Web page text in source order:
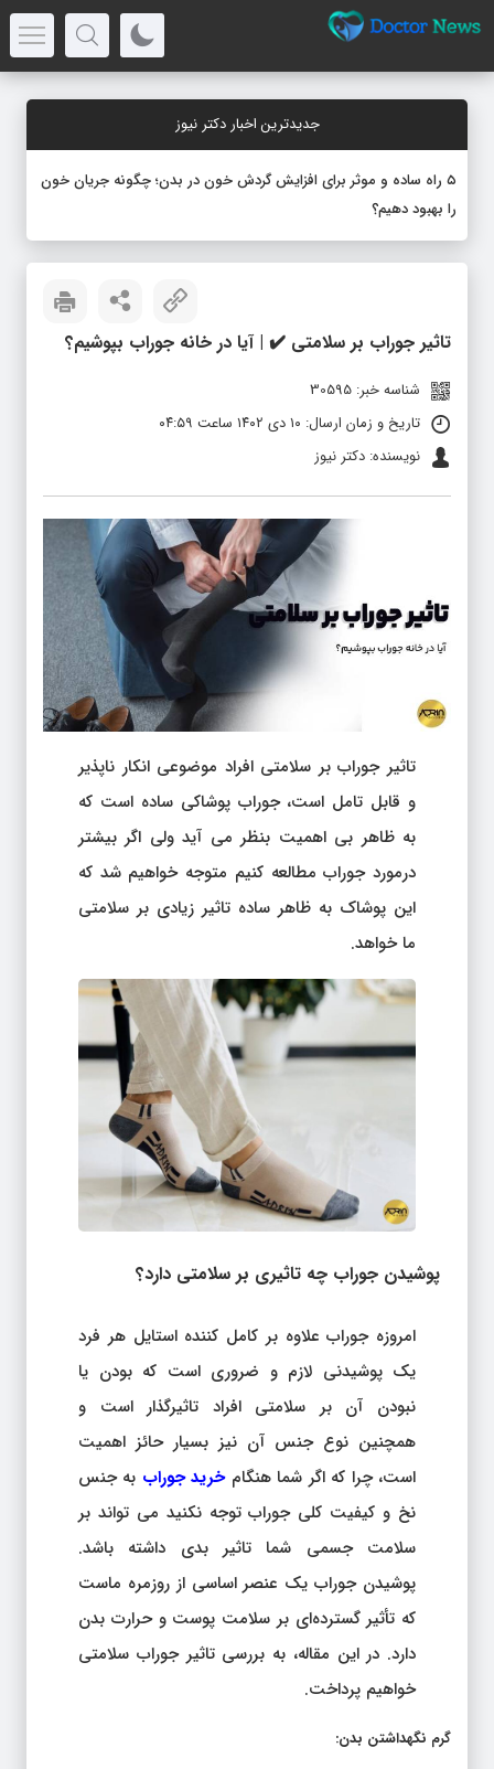
جدیدترین اخبار دکتر نیوز
۵ راه ساده و موثر برای افزایش گردش خون در بدن؛ چگونه جریان خون
را بهبود دهیم؟
تاثیر جوراب بر سلامتی ✔️ | آیا در خانه جوراب بپوشیم؟
شناسه خبر: 30595
تاریخ و زمان ارسال: ۱۰ دی ۱۴۰۲ ساعت ۰۴:۵۹
نویسنده: دکتر نیوز
تاثیر جوراب بر سلامتی افراد موضوعی انکار ناپذیر
و قابل تامل است، جوراب پوشاکی ساده است که
به ظاهر بی اهمیت بنظر می آید ولی اگر بیشتر
درمورد جوراب مطالعه کنیم متوجه خواهیم شد که
این پوشاک به ظاهر ساده تاثیر زیادی بر سلامتی
ما خواهد.
پوشیدن جوراب چه تاثیری بر سلامتی دارد؟
امروزه جوراب علاوه بر کامل کننده استایل هر فرد
یک پوشیدنی لازم و ضروری است که بودن یا
نبودن آن بر سلامتی افراد تاثیرگذار است و
همچنین نوع جنس آن نیز بسیار حائز اهمیت
است، چرا که اگر شما هنگامخرید جوراب به جنس
نخ و کیفیت کلی جوراب توجه نکنید می تواند بر
سلامت جسمی شما تاثیر بدی داشته باشد.
پوشیدن جوراب یک عنصر اساسی از روزمره ماست
که تأثیر گسترده‌ای بر سلامت پوست و حرارت بدن
دارد. در این مقاله، به بررسی تاثیر جوراب سلامتی
خواهیم پرداخت.
گرم نگهداشتن بدن: